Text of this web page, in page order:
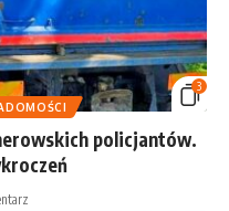
3
policjantów.